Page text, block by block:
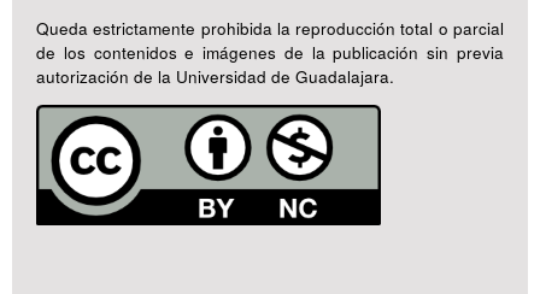
Queda estrictamente prohibida la reproducción total o parcial
de los contenidos e imágenes de la publicación sin previa
autorización de la Universidad de Guadalajara.